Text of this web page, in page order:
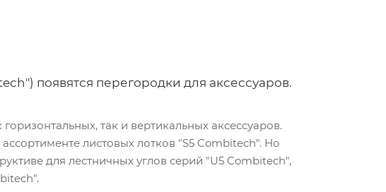
появятся перегородки для аксессуаров.
так и вертикальных аксессуаров.
листовых лотков "S5 Combitech". Но
для лестничных углов серий "U5 Combitech",